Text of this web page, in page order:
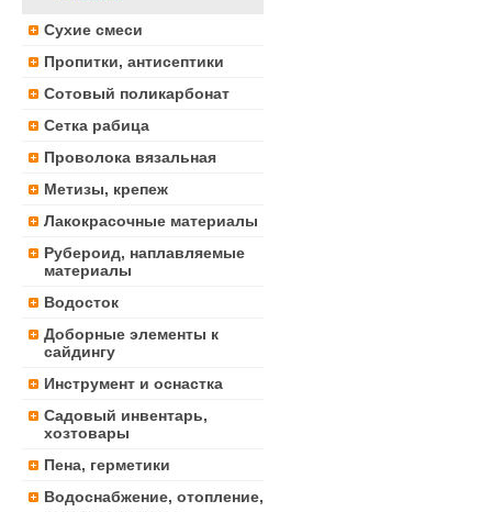
Сухие смеси
Пропитки, антисептики
Сотовый поликарбонат
Сетка рабица
Проволока вязальная
Метизы, крепеж
Лакокрасочные материалы
Рубероид, наплавляемые
материалы
Водосток
Доборные элементы к
сайдингу
Инструмент и оснастка
Садовый инвентарь,
хозтовары
Пена, герметики
Водоснабжение, отопление,